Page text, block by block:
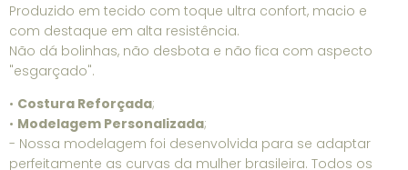
Produzido em tecido com toque ultra confort, macio e
com destaque em alta resistência.
Não dá bolinhas, não desbota e não fica com aspecto
"esgarçado".
• Costura Reforçada;
• Modelagem Personalizada;
- Nossa modelagem foi desenvolvida para se adaptar
perfeitamente as curvas da mulher brasileira. Todos os